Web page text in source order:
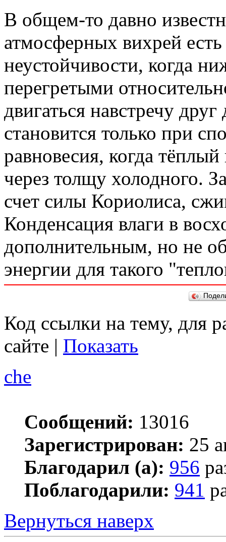
В общем-то давно
атмосферных вихрей
неустойчивости, когда
перегретыми
двигаться навстречу
становится только при
равновесия, когда
через толщу холодного.
счет силы Кориолиса,
Конденсация влаги в
дополнительным, но не
энергии для такого
Код ссылки на тему, для
сайте | Показать
che
Сообщений: 13016
Зарегистрирован: 25
Благодарил (а): 956
Поблагодарили: 941
Вернуться наверх